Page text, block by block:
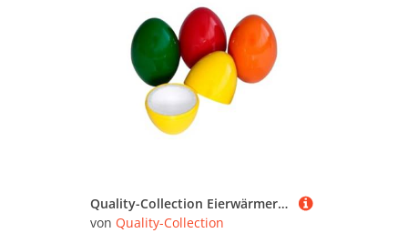
Quality-Collection Eierwärmer Thermo-Ei | Der Klassiker für warme Frühstücks- und Ostereier | Integriertes Styropor für langanhaltende Wärme | Ideal für Zuhause, Camping und Picknick | 4er-Set | Bunt
von Quality-Collection